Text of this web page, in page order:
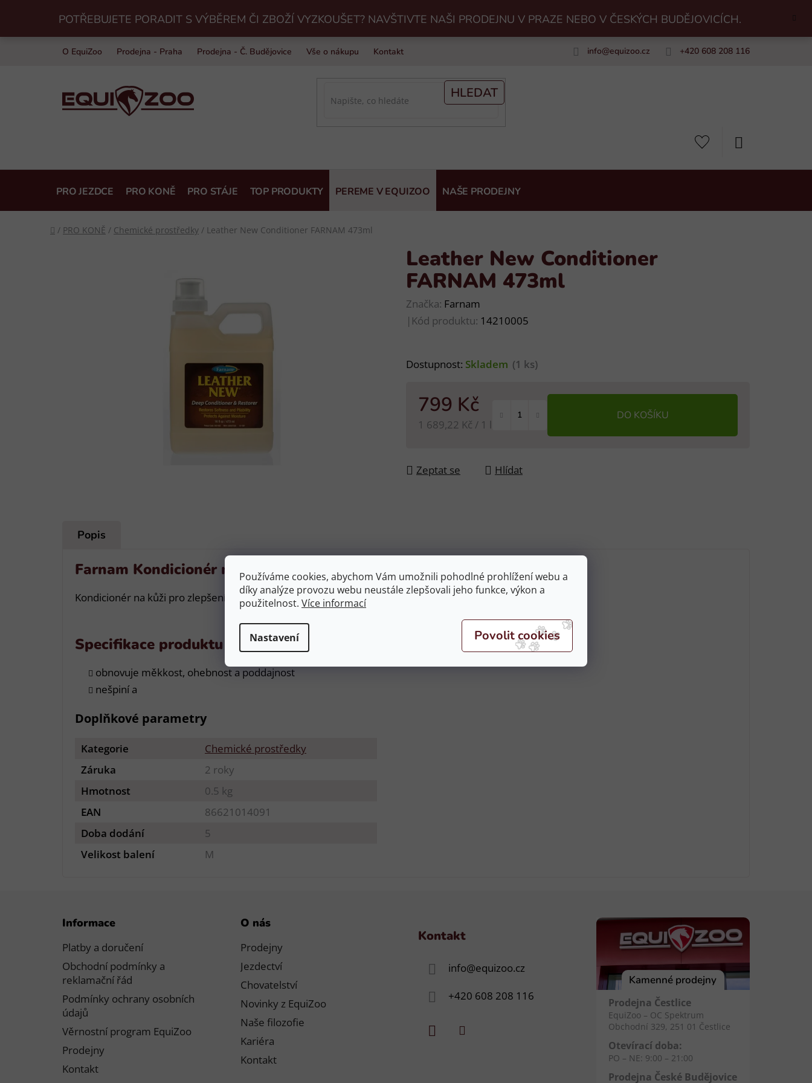
Používáme cookies, abychom Vám umožnili pohodlné prohlížení webu a
díky analýze provozu webu neustále zlepšovali jeho funkce, výkon a
použitelnost. Více informací
Nastavení
obsah
POTŘEBUJETE PORADIT S VÝBĚREM ČI ZBOŽÍ VYZKOUŠET? NAVŠTIVTE NAŠI PRODEJNU V PRAZE NEBO V ČESKÝCH BUDĚJOVICÍCH.
O EquiZoo Prodejna - Praha Prodejna - Č. Budějovice Vše o nákupu Kontakt info@equizoo.cz +420 608 208 116
HLEDAT
PRO JEZDCE PRO KONĚ PRO STÁJE TOP PRODUKTY PEREME V EQUIZOO NAŠE PRODEJNY
Domů
/ PRO KONĚ / Chemické prostředky / Leather New Conditioner FARNAM 473ml
Leather New Conditioner
FARNAM 473ml
Značka: Farnam
| Kód produktu: 14210005
Dostupnost: Skladem (1 ks)
799 Kč
Měrná cena:
1 689,22 Kč / 1 l
DO KOŠÍKU
Zeptat se Hlídat
Popis
Farnam Kondicionér na kůži Leather New 473 ml
Kondicionér na kůži pro zlepšení životnosti
Specifikace produktu
obnovuje měkkost, ohebnost a poddajnost
nešpiní a
Doplňkové parametry
Kategorie
Chemické prostředky
Záruka
2 roky
Hmotnost
0.5 kg
EAN
86621014091
Doba dodání
5
Velikost balení
M
Informace
Platby a doručení
Obchodní podmínky a
reklamační řád
Podmínky ochrany osobních
údajů
Věrnostní program EquiZoo
Prodejny
Kontakt
O nás
Prodejny
Jezdectví
Chovatelství
Novinky z EquiZoo
Naše filozofie
Kariéra
Kontakt
Kontakt
info@equizoo.cz
+420 608 208 116
Kamenné prodejny
Prodejna Čestlice
EquiZoo – OC Spektrum
Obchodní 329, 251 01 Čestlice
Otevírací doba:
PO – NE: 9:00 – 21:00
Prodejna České Budějovice